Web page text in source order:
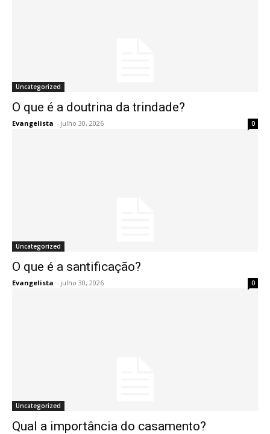
Uncategorized
O que é a doutrina da trindade?
Evangelista - julho 30, 2026 0
Uncategorized
O que é a santificação?
Evangelista - julho 30, 2026 0
Uncategorized
Qual a importância do casamento?